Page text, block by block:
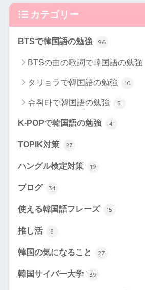
カテゴリー
BTSで韓国語の勉強 96
BTSの曲の歌詞で韓国語の勉強
タリョラで韓国語の勉強 10
슈취타で韓国語の勉強 5
K-POPで韓国語の勉強 4
TOPIK対策 27
ハングル検定対策 19
ブログ 34
使える韓国語フレーズ 15
推し活 8
韓国の気になること 27
韓国サイバー大学 39